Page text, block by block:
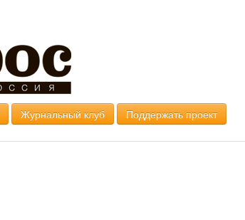
Журнальный клуб Поддержать проект